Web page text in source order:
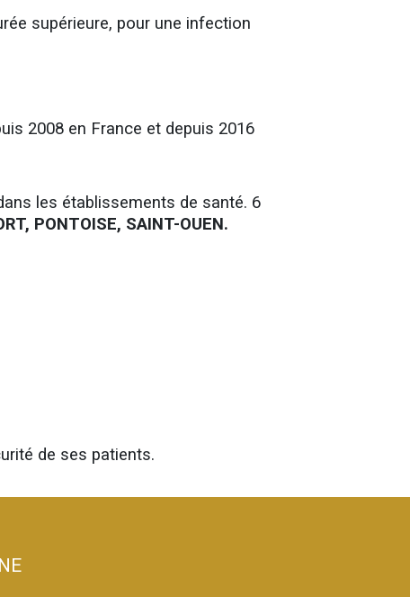
supérieure, pour une infection
2008 en France et depuis 2016
les établissements de santé. 6
PONTOISE, SAINT-OUEN.
de ses patients.